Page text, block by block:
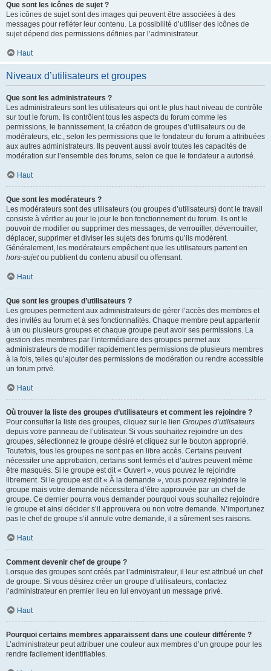
Que sont les icônes de sujet ?
Les icônes de sujet sont des images qui peuvent être associées à des
messages pour refléter leur contenu. La possibilité d’utiliser des icônes de
sujet dépend des permissions définies par l’administrateur.
Haut
Niveaux d’utilisateurs et groupes
Que sont les administrateurs ?
Les administrateurs sont les utilisateurs qui ont le plus haut niveau de contrôle
sur tout le forum. Ils contrôlent tous les aspects du forum comme les
permissions, le bannissement, la création de groupes d’utilisateurs ou de
modérateurs, etc., selon les permissions que le fondateur du forum a attribuées
aux autres administrateurs. Ils peuvent aussi avoir toutes les capacités de
modération sur l’ensemble des forums, selon ce que le fondateur a autorisé.
Haut
Que sont les modérateurs ?
Les modérateurs sont des utilisateurs (ou groupes d’utilisateurs) dont le travail
consiste à vérifier au jour le jour le bon fonctionnement du forum. Ils ont le
pouvoir de modifier ou supprimer des messages, de verrouiller, déverrouiller,
déplacer, supprimer et diviser les sujets des forums qu’ils modèrent.
Généralement, les modérateurs empêchent que les utilisateurs partent en
hors-sujetou publient du contenu abusif ou offensant.
Haut
Que sont les groupes d’utilisateurs ?
Les groupes permettent aux administrateurs de gérer l’accès des membres et
des invités au forum et à ses fonctionnalités. Chaque membre peut appartenir
à un ou plusieurs groupes et chaque groupe peut avoir ses permissions. La
gestion des membres par l’intermédiaire des groupes permet aux
administrateurs de modifier rapidement les permissions de plusieurs membres
à la fois, telles qu’ajouter des permissions de modération ou rendre accessible
un forum privé.
Haut
Où trouver la liste des groupes d’utilisateurs et comment les rejoindre ?
Pour consulter la liste des groupes, cliquez sur le lien Groupes d’utilisateurs
depuis votre panneau de l’utilisateur. Si vous souhaitez rejoindre un des
groupes, sélectionnez le groupe désiré et cliquez sur le bouton approprié.
Toutefois, tous les groupes ne sont pas en libre accès. Certains peuvent
nécessiter une approbation, certains sont fermés et d’autres peuvent même
être masqués. Si le groupe est dit « Ouvert », vous pouvez le rejoindre
librement. Si le groupe est dit « À la demande », vous pouvez rejoindre le
groupe mais votre demande nécessitera d’être approuvée par un chef de
groupe. Ce dernier pourra vous demander pourquoi vous souhaitez rejoindre
le groupe et ainsi décider s’il approuvera ou non votre demande. N’importunez
pas le chef de groupe s’il annule votre demande, il a sûrement ses raisons.
Haut
Comment devenir chef de groupe ?
Lorsque des groupes sont créés par l’administrateur, il leur est attribué un chef
de groupe. Si vous désirez créer un groupe d’utilisateurs, contactez
l’administrateur en premier lieu en lui envoyant un message privé.
Haut
Pourquoi certains membres apparaissent dans une couleur différente ?
L’administrateur peut attribuer une couleur aux membres d’un groupe pour les
rendre facilement identifiables.